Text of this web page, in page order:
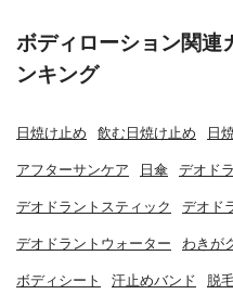
ボディローション関連
ンキング
日焼け止め 飲む日焼け止め 日
アフターサンケア 日傘 デオド
デオドラントスティック デオド
デオドラントウォーター わきが
ボディシート 汗止めバンド 脱